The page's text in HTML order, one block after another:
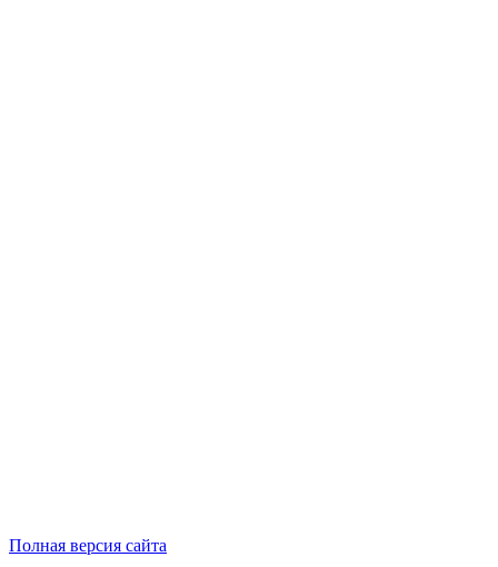
Полная версия сайта